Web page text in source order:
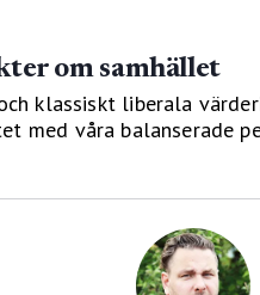
om samhället
klassiskt liberala
med våra balanserade